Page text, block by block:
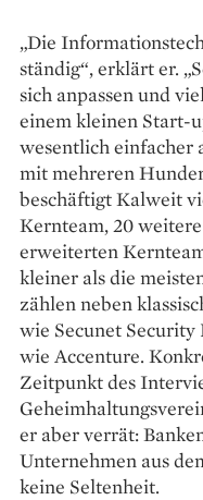
„Die
ständig“, erklärt er.
sich anpassen und
einem kleinen Start-
wesentlich einfacher
mit mehreren
beschäftigt Kalweit
Kernteam, 20
erweiterten
kleiner als die
zählen neben
wie Secunet ­Security
wie Accenture.
Zeitpunkt des
er aber verrät:
Unternehmen aus
keine Seltenheit.